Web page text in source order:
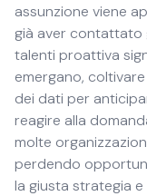
assunzione viene
già aver contattato
talenti proattiva
emergano,
dei dati per
reagire alla
molte
perdendo
la giusta strategia